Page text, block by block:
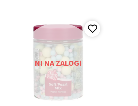
NI NA ZALOGI